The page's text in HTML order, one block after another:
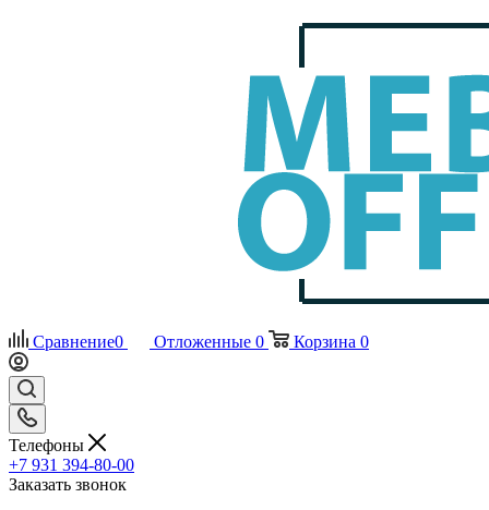
Сравнение0 Отложенные 0 Корзина 0
Телефоны
+7 931 394-80-00
Заказать звонок